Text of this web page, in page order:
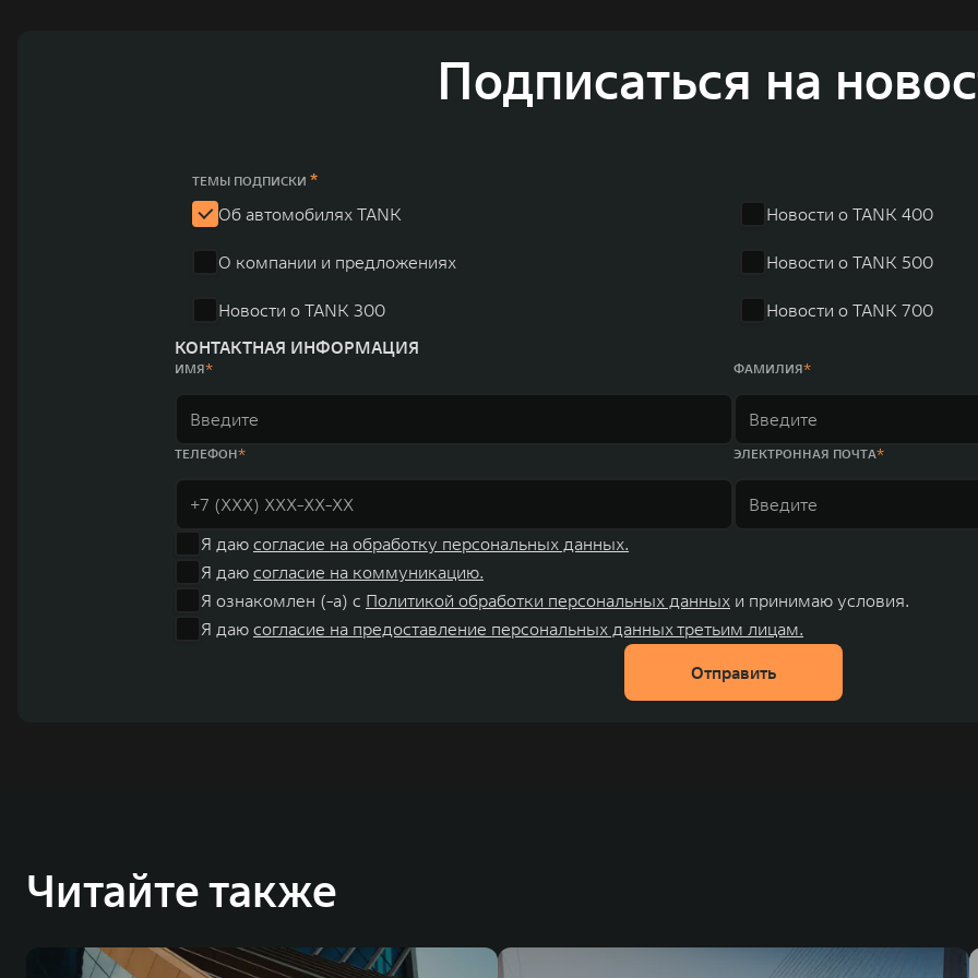
Подписаться на
ТЕМЫ ПОДПИСКИ *
Об автомобилях TANK
О компании и предложениях
Новости о TANK 300
Новости о TANK 400
Новости о TANK 500
Новости о TANK 700
КОНТАКТНАЯ ИНФОРМАЦИЯ
ИМЯ ФАМИЛИЯ
ТЕЛЕФОН ЭЛЕКТРОННАЯ ПОЧТА
Я даю согласие на обработку персональных данных.
Я даю согласие на коммуникацию.
Я ознакомлен (-а) с Политикой обработки персональных данных и принимаю условия.
Я даю согласие на предоставление персональных данных третьим лицам.
Отправить
Читайте также